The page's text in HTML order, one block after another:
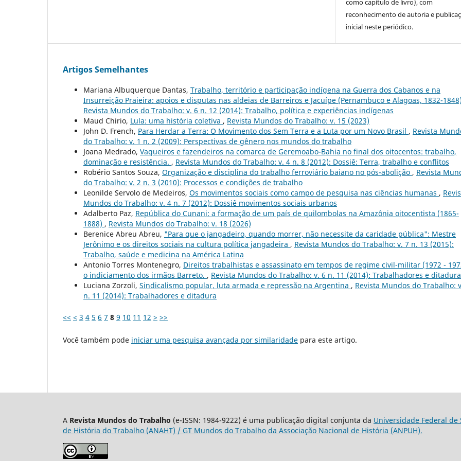
como capítulo de livro), com
reconhecimento de autoria e
inicial neste periódico.
Artigos Semelhantes
Mariana Albuquerque Dantas, Trabalho, território e participação indígena na Guerra dos Cabanos e na
Insurreição Praieira: apoios e disputas nas aldeias de Barreiros e Jacuípe (Pernambuco e Alagoas, 1832-1848)
Revista Mundos do Trabalho: v. 6 n. 12 (2014): Trabalho, política e experiências indígenas
Maud Chirio, Lula: uma história coletiva , Revista Mundos do Trabalho: v. 15 (2023)
John D. French, Para Herdar a Terra: O Movimento dos Sem Terra e a Luta por um Novo Brasil , Revista
do Trabalho: v. 1 n. 2 (2009): Perspectivas de gênero nos mundos do trabalho
Joana Medrado, Vaqueiros e fazendeiros na comarca de Geremoabo-Bahia no final dos oitocentos: trabalho,
dominação e resistência. , Revista Mundos do Trabalho: v. 4 n. 8 (2012): Dossiê: Terra, trabalho e conflitos
Robério Santos Souza, Organização e disciplina do trabalho ferroviário baiano no pós-abolição , Revista
do Trabalho: v. 2 n. 3 (2010): Processos e condições de trabalho
Leonilde Servolo de Medeiros, Os movimentos sociais como campo de pesquisa nas ciências humanas ,
Mundos do Trabalho: v. 4 n. 7 (2012): Dossiê movimentos sociais urbanos
Adalberto Paz, República do Cunani: a formação de um país de quilombolas na Amazônia oitocentista (1865-
1888) , Revista Mundos do Trabalho: v. 18 (2026)
Berenice Abreu Abreu, "Para que o jangadeiro, quando morrer, não necessite da caridade pública": Mestre
Jerônimo e os direitos sociais na cultura política jangadeira , Revista Mundos do Trabalho: v. 7 n. 13 (2015):
Trabalho, saúde e medicina na América Latina
Antonio Torres Montenegro, Direitos trabalhistas e assassinato em tempos de regime civil-militar (1972 -
o indiciamento dos irmãos Barreto. , Revista Mundos do Trabalho: v. 6 n. 11 (2014): Trabalhadores e ditadura
Luciana Zorzoli, Sindicalismo popular, luta armada e repressão na Argentina , Revista Mundos do Trabalho:
n. 11 (2014): Trabalhadores e ditadura
<< < 3 4 5 6 7 8 9 10 11 12 > >>
Você também pode iniciar uma pesquisa avançada por similaridade para este artigo.
A Revista Mundos do Trabalho (e-ISSN: 1984-9222) é uma publicação digital conjunta da Universidade Federal de
de História do Trabalho (ANAHT) / GT Mundos do Trabalho da Associação Nacional de História (ANPUH).